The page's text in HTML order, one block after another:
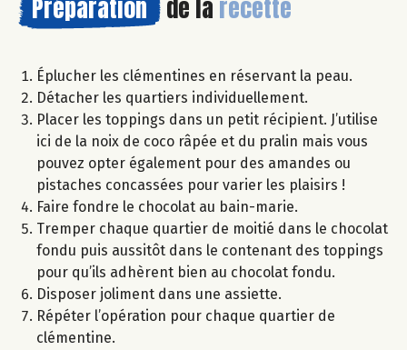
Préparation de la recette
Éplucher les clémentines en réservant la peau.
Détacher les quartiers individuellement.
Placer les toppings dans un petit récipient. J’utilise
ici de la noix de coco râpée et du pralin mais vous
pouvez opter également pour des amandes ou
pistaches concassées pour varier les plaisirs !
Faire fondre le chocolat au bain-marie.
Tremper chaque quartier de moitié dans le chocolat
fondu puis aussitôt dans le contenant des toppings
pour qu’ils adhèrent bien au chocolat fondu.
Disposer joliment dans une assiette.
Répéter l’opération pour chaque quartier de
clémentine.